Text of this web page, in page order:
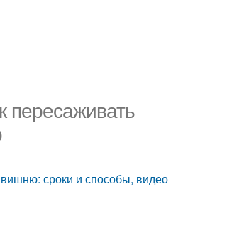
пересаживать
сроки и способы, видео